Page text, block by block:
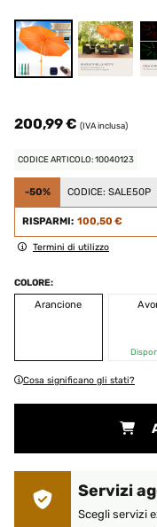
200,99 € (IVA inclusa)
CODICE ARTICOLO: 10040123
-50% CODICE: SALE50P
RISPARMI: 100,50 €
Termini di utilizzo
COLORE:
Arancione
Cosa significano gli stati?
Servizi
Scegli servizi